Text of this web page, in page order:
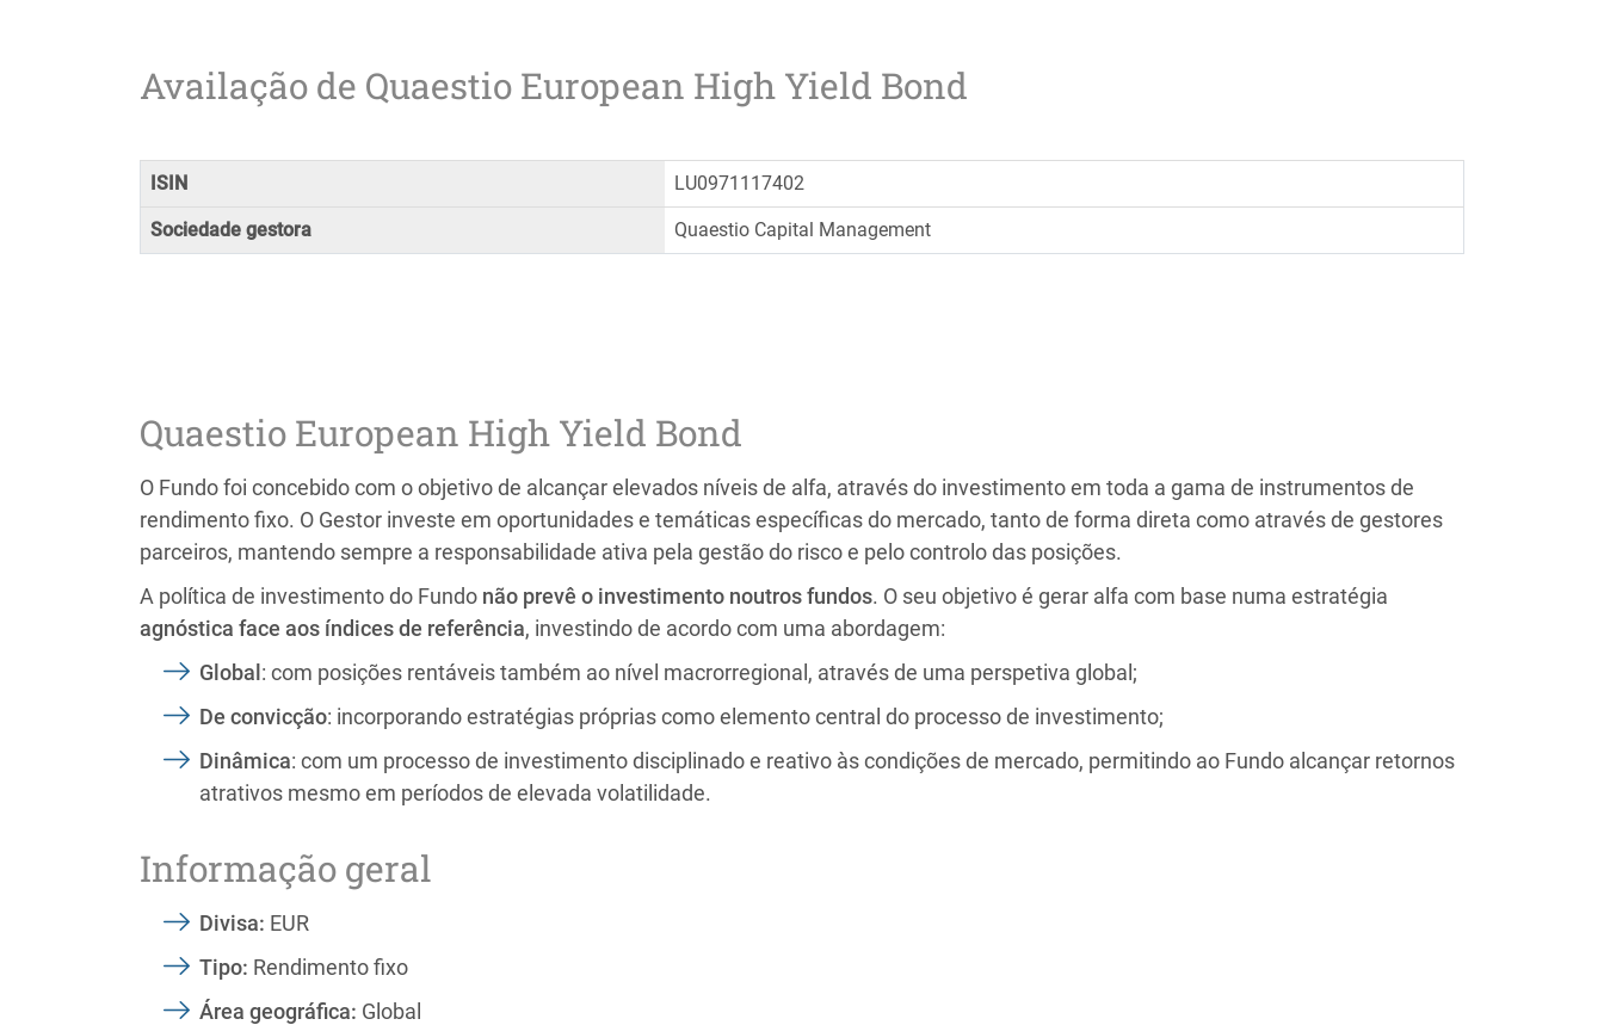
Availação de Quaestio European High Yield Bond
ISIN LU0971117402
Sociedade gestora Quaestio Capital Management
Quaestio European High Yield Bond
O Fundo foi concebido com o objetivo de alcançar elevados níveis de alfa, através do investimento em toda a gama de instrumentos de
rendimento fixo. O Gestor investe em oportunidades e temáticas específicas do mercado, tanto de forma direta como através de gestores
parceiros, mantendo sempre a responsabilidade ativa pela gestão do risco e pelo controlo das posições.
A política de investimento do Fundo não prevê o investimento noutros fundos. O seu objetivo é gerar alfa com base numa estratégia
agnóstica face aos índices de referência, investindo de acordo com uma abordagem:
Global : com posições rentáveis também ao nível macrorregional, através de uma perspetiva global;
De convicção: incorporando estratégias próprias como elemento central do processo de investimento;
Dinâmica: com um processo de investimento disciplinado e reativo às condições de mercado, permitindo ao Fundo alcançar retornos
atrativos mesmo em períodos de elevada volatilidade.
Informação geral
Divisa: EUR
Tipo: Rendimento fixo
Área geográfica: Global